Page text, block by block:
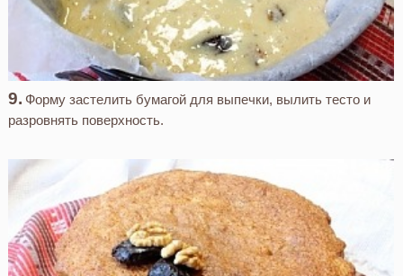
Форму застелить бумагой для выпечки, вылить тесто и
разровнять поверхность.